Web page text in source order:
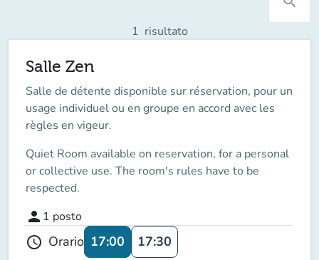
1 risultato
Salle Zen
Salle de détente disponible sur réservation, pour un
usage individuel ou en groupe en accord avec les
règles en vigeur.
Quiet Room available on reservation, for a personal
or collective use. The room's rules have to be
respected.
person 1 posto
schedule Orario 17:00 17:30